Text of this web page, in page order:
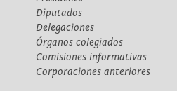
Diputados
Delegaciones
Órganos colegiados
Comisiones informativas
Corporaciones anteriores